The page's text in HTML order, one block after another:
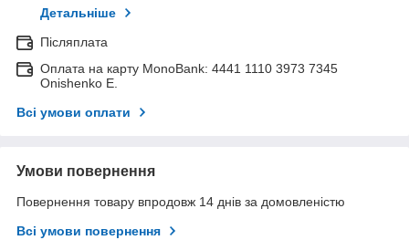
Детальніше
Післяплата
Оплата на карту MonoBank: 4441 1110 3973 7345
Onishenko E.
Всі умови оплати
Умови повернення
Повернення товару впродовж 14 днів за домовленістю
Всі умови повернення